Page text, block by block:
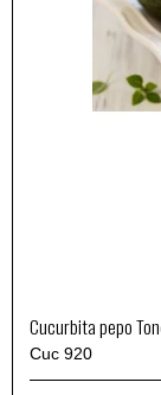
Cucurbita pepo
Cuc 920